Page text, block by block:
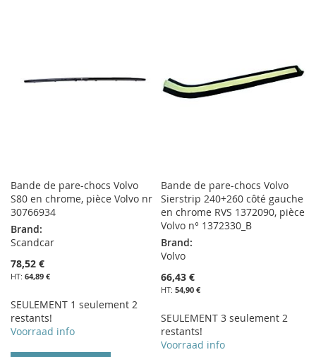
D’ENVIE
D’ENVIE
Bande de pare-chocs Volvo
S80 en chrome, pièce Volvo nr
30766934
Brand:
Scandcar
78,52 €
64,89 €
SEULEMENT 1 seulement 2
restants!
Voorraad info
Bande de pare-chocs Volvo
Sierstrip 240+260 côté gauche
en chrome RVS 1372090, pièce
Volvo n° 1372330_B
Brand:
Volvo
66,43 €
54,90 €
SEULEMENT 3 seulement 2
restants!
Voorraad info